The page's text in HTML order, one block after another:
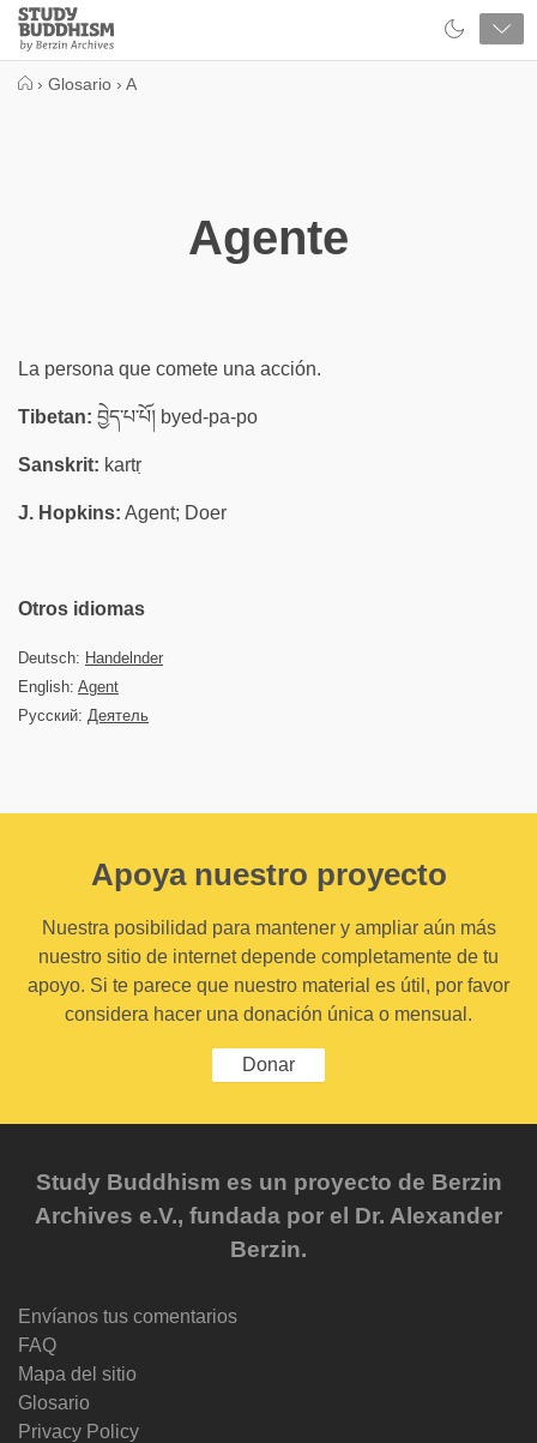
Close
Study
Buddhism
› Glosario › A
Agente
La persona que comete una acción.
Tibetan: བྱེད་པ་པོ། byed-pa-po
Sanskrit: kartṛ
J. Hopkins: Agent; Doer
Otros idiomas
Deutsch: Handelnder
English: Agent
Русский: Деятель
Apoya nuestro proyecto
Nuestra posibilidad para mantener y ampliar aún más
nuestro sitio de internet depende completamente de tu
apoyo. Si te parece que nuestro material es útil, por favor
considera hacer una donación única o mensual.
Donar
Study Buddhism es un proyecto de Berzin
Archives e.V., fundada por el Dr. Alexander
Berzin.
Envíanos tus comentarios
FAQ
Mapa del sitio
Glosario
Privacy Policy